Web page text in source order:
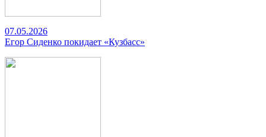
07.05.2026
Егор Сиденко покидает «Кузбасс»